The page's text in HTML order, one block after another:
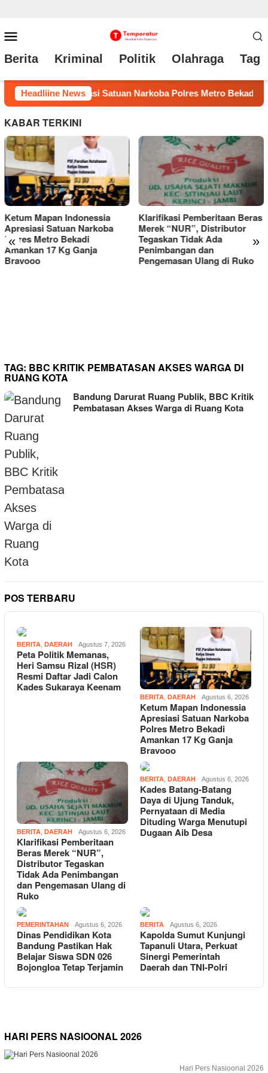
ke
konten
Mobile
Berita Kriminal Politik Olahraga Tag
Headliine News
Amankan 17 Kg Ganja Bravooo Klarifikasi
KABAR TERKINI
« »
Klarifikasi Pemberitaan Beras
Merek “NUR”, Distributor
Tegaskan Tidak Ada
Penimbangan dan
Pengemasan Ulang di Ruko
Kades Batang-Batang Daya di
Ujung Tanduk, Pernyataan di
TAG: BBC KRITIK PEMBATASAN AKSES WARGA DI
RUANG KOTA
Bandung Darurat Ruang Publik, BBC Kritik
Pembatasan Akses Warga di Ruang Kota
POS TERBARU
BERITA DAERAH Agustus 7, 2026
Peta Politik Memanas,
Heri Samsu Rizal (HSR)
Resmi Daftar Jadi Calon
Kades Sukaraya Keenam
BERITA DAERAH Agustus 6, 2026
Ketum Mapan Indonessia
Apresiasi Satuan Narkoba
Polres Metro Bekadi
Amankan 17 Kg Ganja
Bravooo
BERITA DAERAH Agustus 6, 2026
Klarifikasi Pemberitaan
Beras Merek “NUR”,
Distributor Tegaskan
Tidak Ada Penimbangan
dan Pengemasan Ulang di
Ruko
BERITA DAERAH Agustus 6, 2026
Kades Batang-Batang
Daya di Ujung Tanduk,
Pernyataan di Media
Dituding Warga Menutupi
Dugaan Aib Desa
PEMERINTAHAN Agustus 6, 2026
Dinas Pendidikan Kota
Bandung Pastikan Hak
Belajar Siswa SDN 026
Bojongloa Tetap Terjamin
BERITA Agustus 6, 2026
Kapolda Sumut Kunjungi
Tapanuli Utara, Perkuat
Sinergi Pemerintah
Daerah dan TNI-Polri
HARI PERS NASIOONAL 2026
Hari Pers Nasioonal 2026